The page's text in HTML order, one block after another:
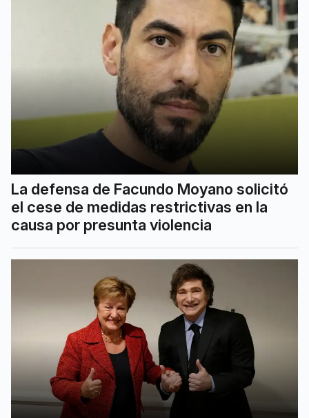
La defensa de Facundo Moyano solicitó
el cese de medidas restrictivas en la
causa por presunta violencia